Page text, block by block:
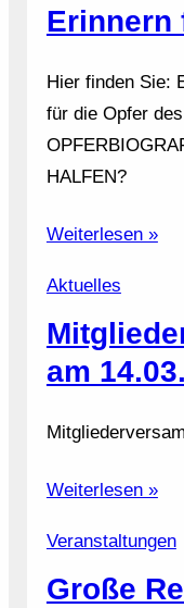
Erinnern
Hier finden Sie:
für die Opfer
HALFEN?
Weiterlesen »
Aktuelles
am
Weiterlesen »
Veranstaltungen
Große